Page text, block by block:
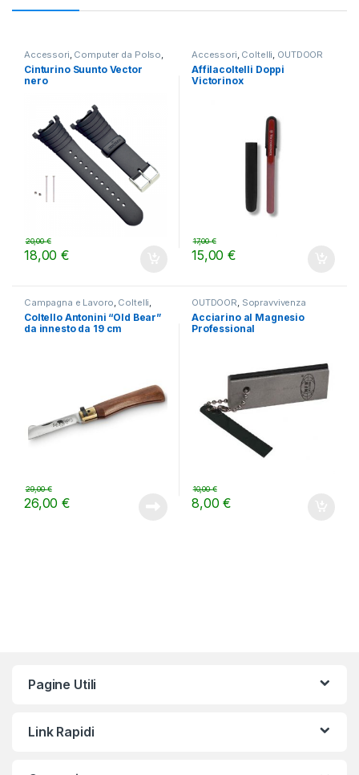
Accessori, Computer da Polso,
OUTDOOR
Cinturino Suunto Vector
nero
18,00€
20,00€
Accessori, Coltelli, OUTDOOR
Affilacoltelli Doppi
Victorinox
15,00€
17,00€
Campagna e Lavoro, Coltelli,
OUTDOOR
Coltello Antonini “Old Bear”
da innesto da 19 cm
26,00€
29,00€
OUTDOOR, Sopravvivenza
Acciarino al Magnesio
Professional
8,00€
10,00€
Pagine Utili
Link Rapidi